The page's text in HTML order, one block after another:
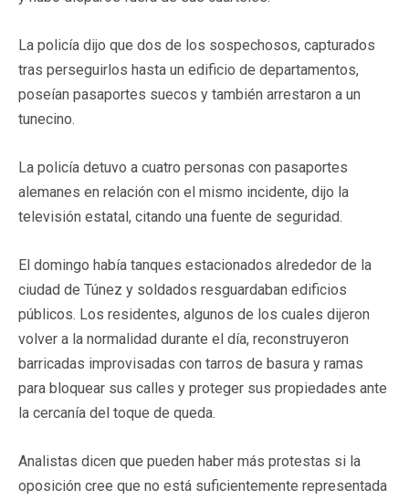
La policía dijo que dos de los sospechosos, capturados
tras perseguirlos hasta un edificio de departamentos,
poseían pasaportes suecos y también arrestaron a un
tunecino.
La policía detuvo a cuatro personas con pasaportes
alemanes en relación con el mismo incidente, dijo la
televisión estatal, citando una fuente de seguridad.
El domingo había tanques estacionados alrededor de la
ciudad de Túnez y soldados resguardaban edificios
públicos. Los residentes, algunos de los cuales dijeron
volver a la normalidad durante el día, reconstruyeron
barricadas improvisadas con tarros de basura y ramas
para bloquear sus calles y proteger sus propiedades ante
la cercanía del toque de queda.
Analistas dicen que pueden haber más protestas si la
oposición cree que no está suficientemente representada